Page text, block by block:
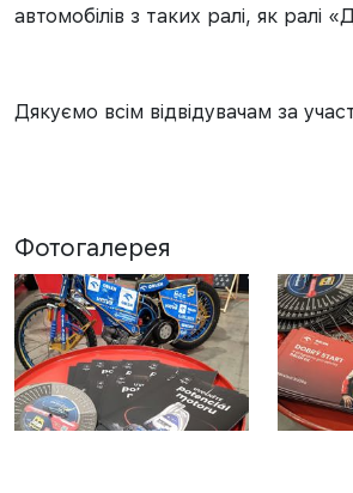
автомобілів з таких ралі, як ралі
Дякуємо всім відвідувачам за
Фотогалерея